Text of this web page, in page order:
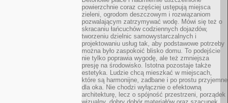
powierzchnie coraz częściej ustępują miejsca
zieleni, ogrodom deszczowym i rozwiązaniom
pozwalającym zatrzymywać wodę. Mówi się też o
skracaniu łańcuchów codziennych dojazdów,
tworzeniu dzielnic samowystarczalnych i
projektowaniu usług tak, aby podstawowe potrzeby
można było zaspokoić blisko domu. To podejście
nie tylko poprawia wygodę, ale też zmniejsza
presję na środowisko. Istotna pozostaje także
estetyka. Ludzie chcą mieszkać w miejscach,
które są harmonijne, zadbane i po prostu przyjemne
dla oka. Nie chodzi wyłącznie o efektowną
architekturę, lecz o spójność przestrzeni, porządek